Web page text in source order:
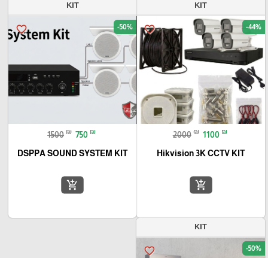
KIT
favorite_border -44%
2000 ₪ 1100 ₪
Hikvision 3K CCTV KIT
add_shopping_cart
KIT
favorite_border -50%
1500 ₪ 750 ₪
DSPPA SOUND SYSTEM KIT
add_shopping_cart
KIT
favorite_border -50%